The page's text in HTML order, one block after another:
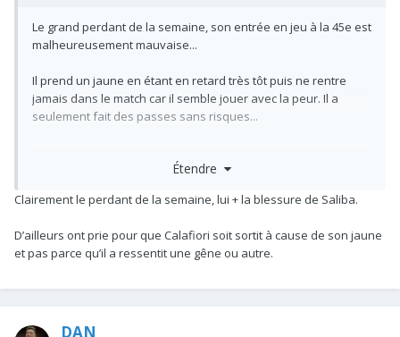
Le grand perdant de la semaine, son entrée en jeu à la 45e est
malheureusement mauvaise...
Il prend un jaune en étant en retard très tôt puis ne rentre
jamais dans le match car il semble jouer avec la peur. Il a
seulement fait des passes sans risques...
Étendre
Clairement le perdant de la semaine, lui + la blessure de Saliba.
D’ailleurs ont prie pour que Calafiori soit sortit à cause de son jaune
et pas parce qu’il a ressentit une gêne ou autre.
DAN